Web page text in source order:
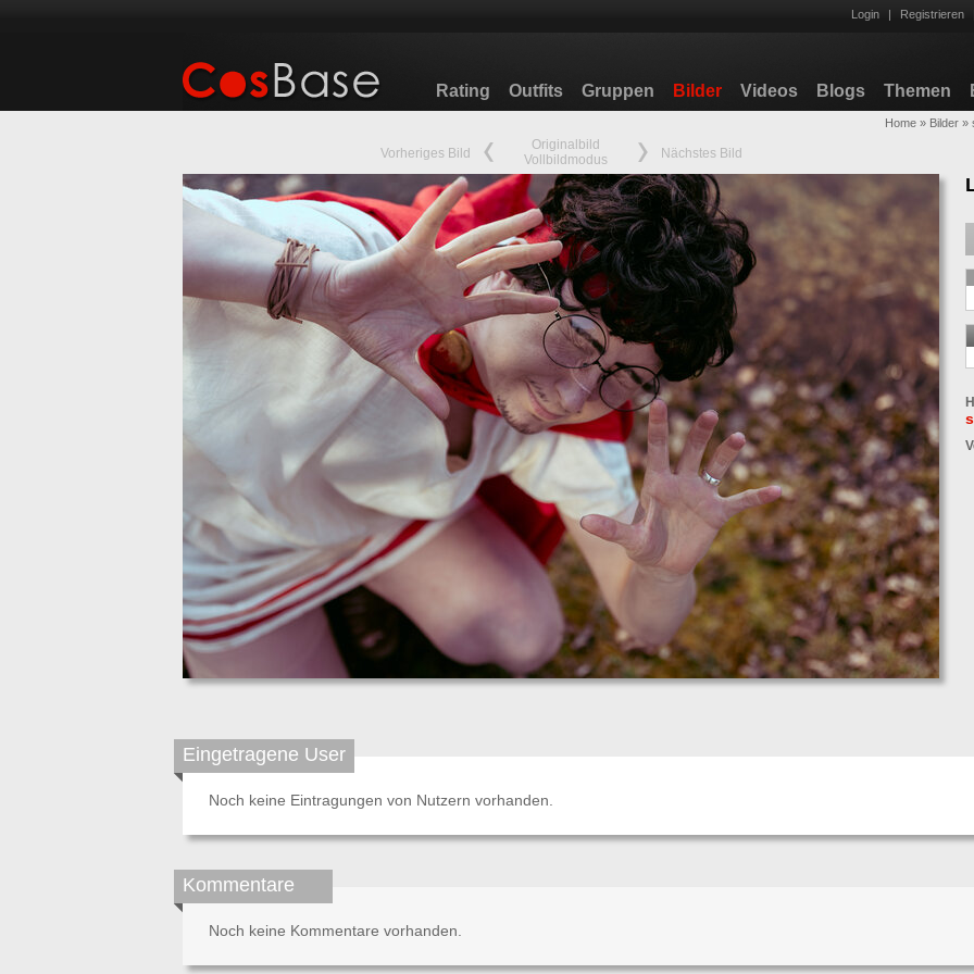
Login | Registrieren
Rating Outfits Gruppen Bilder Videos Blogs Themen
Home » Bilder »
Vorheriges Bild
Originalbild
Vollbildmodus
Nächstes Bild
Eingetragene User
Noch keine Eintragungen von Nutzern vorhanden.
Kommentare
Noch keine Kommentare vorhanden.